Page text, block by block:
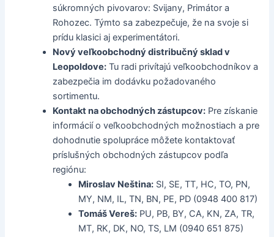
súkromných pivovarov: Svijany, Primátor a
Rohozec. Týmto sa zabezpečuje, že na svoje si
prídu klasici aj experimentátori.
Nový veľkoobchodný distribučný sklad v
Leopoldove: Tu radi privítajú veľkoobchodníkov a
zabezpečia im dodávku požadovaného
sortimentu.
Kontakt na obchodných zástupcov: Pre získanie
informácií o veľkoobchodných možnostiach a pre
dohodnutie spolupráce môžete kontaktovať
príslušných obchodných zástupcov podľa
regiónu:
Miroslav Neština: SI, SE, TT, HC, TO, PN,
MY, NM, IL, TN, BN, PE, PD (0948 400 817)
Tomáš Vereš: PU, PB, BY, CA, KN, ZA, TR,
MT, RK, DK, NO, TS, LM (0940 651 875)